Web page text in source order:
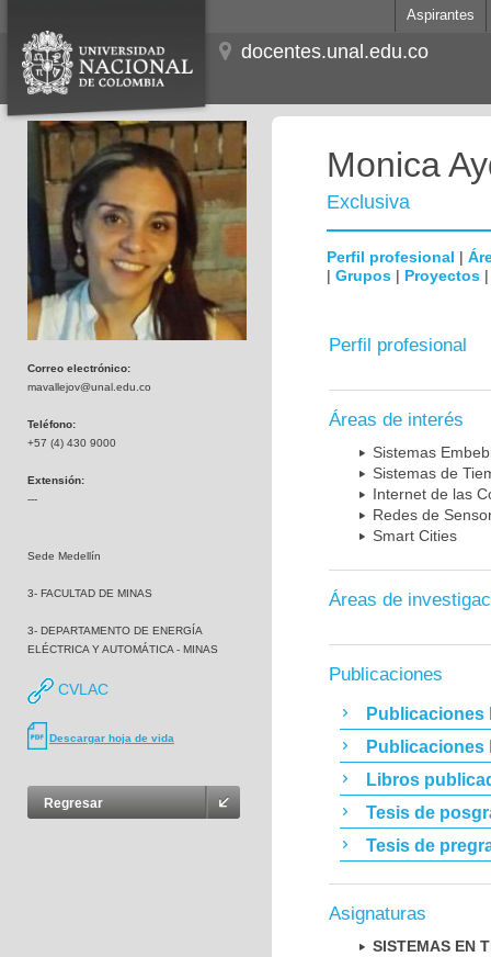
Aspirantes
docentes.unal.edu.co
Correo electrónico:
mavallejov@unal.edu.co
Teléfono:
+57 (4) 430 9000
Extensión:
---
Sede Medellín
3- FACULTAD DE MINAS
3- DEPARTAMENTO DE ENERGÍA
ELÉCTRICA Y AUTOMÁTICA - MINAS
CVLAC
Descargar hoja de vida
Regresar
Monica
Exclusiva
Perfil profesional |
| Grupos | Proyectos
Perfil profesional
Áreas de interés
Sistemas
Sistemas de
Internet de las
Redes de
Smart Cities
Áreas de
Publicaciones
Publicaciones
Publicaciones
Libros
Tesis de
Tesis de
Asignaturas
SISTEMAS EN